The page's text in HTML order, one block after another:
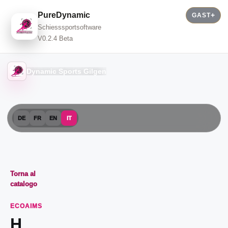
PureDynamic
Schiesssportsoftware
V0.2.4 Beta
GAST
Dynamic Sports Gilgen
DE FR EN IT
Torna al
catalogo
ECOAIMS
H